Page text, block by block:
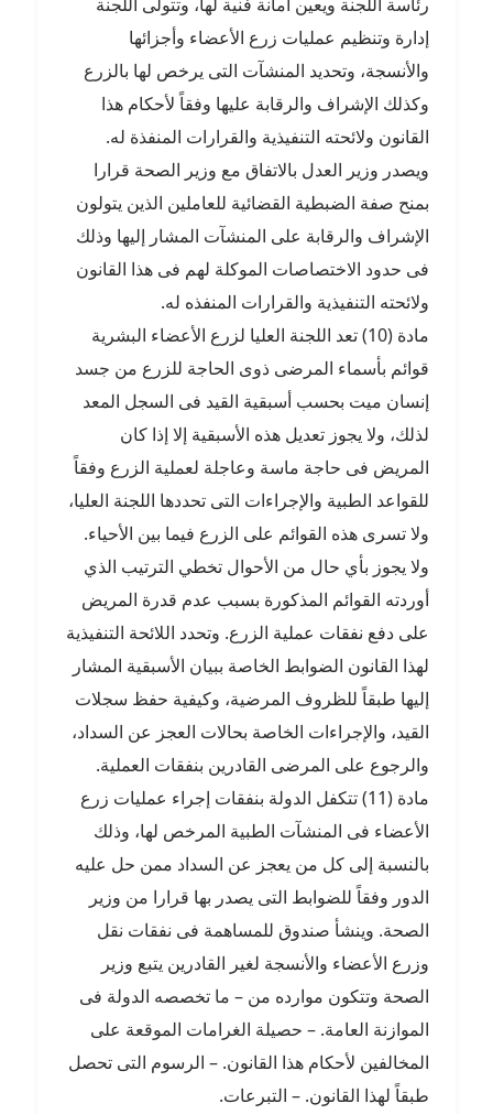
إدارة وتنظيم عمليات زرع الأعضاء وأجزائها
والأنسجة، وتحديد المنشآت التى يرخص لها بالزرع
وكذلك الإشراف والرقابة عليها وفقاً لأحكام هذا
القانون ولائحته التنفيذية والقرارات المنفذة له.
ويصدر وزير العدل بالاتفاق مع وزير الصحة قرارا
بمنح صفة الضبطية القضائية للعاملين الذين يتولون
الإشراف والرقابة على المنشآت المشار إليها وذلك
فى حدود الاختصاصات الموكلة لهم فى هذا القانون
ولائحته التنفيذية والقرارات المنفذه له.
مادة (10) تعد اللجنة العليا لزرع الأعضاء البشرية
قوائم بأسماء المرضى ذوى الحاجة للزرع من جسد
إنسان ميت بحسب أسبقية القيد فى السجل المعد
لذلك، ولا يجوز تعديل هذه الأسبقية إلا إذا كان
المريض فى حاجة ماسة وعاجلة لعملية الزرع وفقاً
للقواعد الطبية والإجراءات التى تحددها اللجنة العليا،
ولا تسرى هذه القوائم على الزرع فيما بين الأحياء.
ولا يجوز بأي حال من الأحوال تخطي الترتيب الذي
أوردته القوائم المذكورة بسبب عدم قدرة المريض
على دفع نفقات عملية الزرع. وتحدد اللائحة التنفيذية
لهذا القانون الضوابط الخاصة ببيان الأسبقية المشار
إليها طبقاً للظروف المرضية، وكيفية حفظ سجلات
القيد، والإجراءات الخاصة بحالات العجز عن السداد،
والرجوع على المرضى القادرين بنفقات العملية.
مادة (11) تتكفل الدولة بنفقات إجراء عمليات زرع
الأعضاء فى المنشآت الطبية المرخص لها، وذلك
بالنسبة إلى كل من يعجز عن السداد ممن حل عليه
الدور وفقاً للضوابط التى يصدر بها قرارا من وزير
الصحة. وينشأ صندوق للمساهمة فى نفقات نقل
وزرع الأعضاء والأنسجة لغير القادرين يتبع وزير
الصحة وتتكون موارده من – ما تخصصه الدولة فى
الموازنة العامة. – حصيلة الغرامات الموقعة على
المخالفين لأحكام هذا القانون. – الرسوم التى تحصل
طبقاً لهذا القانون. – التبرعات.